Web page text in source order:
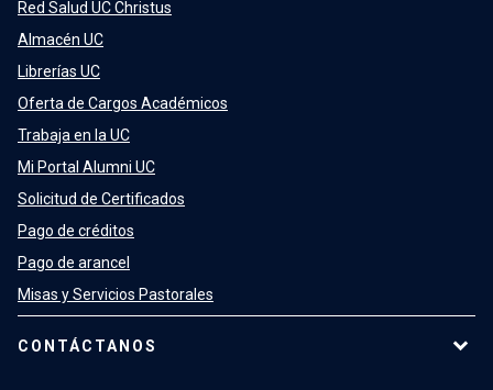
Red Salud UC Christus
Almacén UC
Librerías UC
Oferta de Cargos Académicos
Trabaja en la UC
Mi Portal Alumni UC
Solicitud de Certificados
Pago de créditos
Pago de arancel
Misas y Servicios Pastorales
CONTÁCTANOS